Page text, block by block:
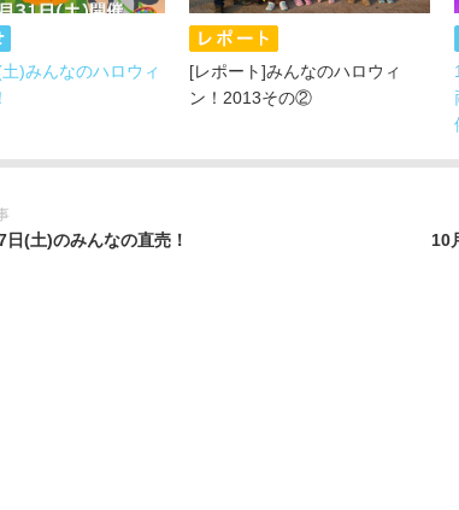
)みんなのハロウィ
[レポート]みんなのハロウィ
ン！2013その②
日(土)のみんなの直売！ 10